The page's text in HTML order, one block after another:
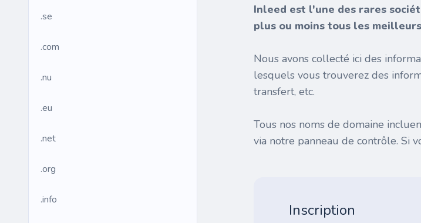
.se
.com
.nu
.eu
.net
.org
.info
Inleed est l'une des rares
plus ou moins tous les
Nous avons collecté ici des
lesquels vous trouverez des
transfert, etc.
Tous nos noms de domaine
via notre panneau de contrôle. Si
Inscription